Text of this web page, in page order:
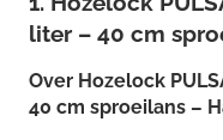
liter – 40 cm
Over Hozelock
40 cm sproeilans –